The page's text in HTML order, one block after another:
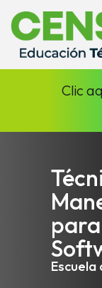
Clic
Escuela